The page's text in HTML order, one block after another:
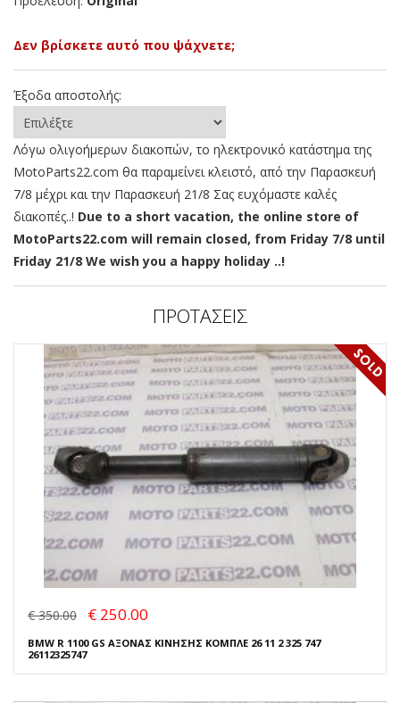
Δεν βρίσκετε αυτό που ψάχνετε;
Έξοδα αποστολής:
Λόγω ολιγοήμερων διακοπών, το ηλεκτρονικό κατάστημα της
MotoParts22.com θα παραμείνει κλειστό, από την Παρασκευή
7/8 μέχρι και την Παρασκευή 21/8 Σας ευχόμαστε καλές
διακοπές..! Due to a short vacation, the online store of
MotoParts22.com will remain closed, from Friday 7/8 until
Friday 21/8 We wish you a happy holiday ..!
ΠΡΟΤΑΣΕΙΣ
€ 350.00 € 250.00
BMW R 1100 GS ΑΞΟΝΑΣ ΚΙΝΗΣΗΣ ΚΟΜΠΛΕ 26 11 2 325 747
26112325747